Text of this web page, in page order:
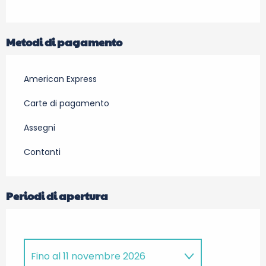
Metodi di pagamento
American Express
Carte di pagamento
Assegni
Contanti
Periodi di apertura
Fino al11 novembre 2026